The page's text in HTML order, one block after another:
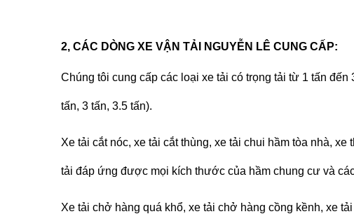
2, CÁC DÒNG XE VẬN TẢI NGUYỄN LÊ CUNG CẤP:
Chúng tôi cung cấp các loại xe tải có trọng tải từ 1 tấn đến
tấn, 3 tấn, 3.5 tấn).
Xe tải cắt nóc, xe tải cắt thùng, xe tải chui hầm tòa nhà,
tải đáp ứng được mọi kích thước của hầm chung cư và
Xe tải chở hàng quá khổ, xe tải chở hàng cồng kềnh, xe